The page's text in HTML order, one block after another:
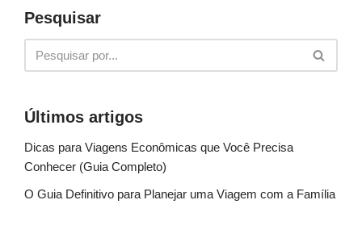
Pesquisar
Últimos artigos
Dicas para Viagens Econômicas que Você Precisa
Conhecer (Guia Completo)
O Guia Definitivo para Planejar uma Viagem com a Família